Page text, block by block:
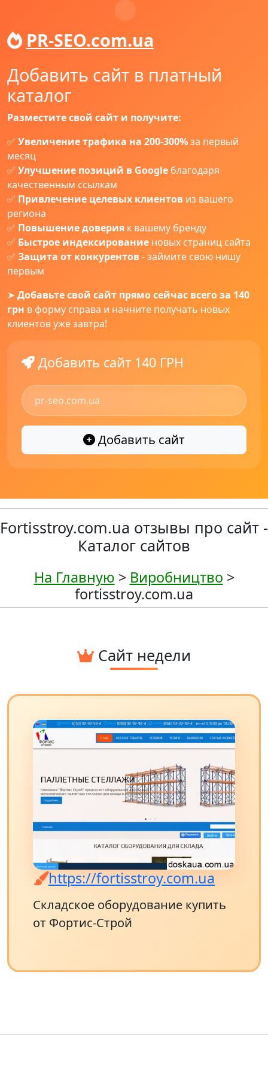
PR-SEO.com.ua
Добавить сайт в платный
каталог
Разместите свой сайт и получите:
✅ Увеличение трафика на 200-300%за первый
месяц
✅ Улучшение позиций в Google благодаря
качественным ссылкам
✅ Привлечение целевых клиентов из вашего
региона
✅ Повышение доверия к вашему бренду
✅ Быстрое индексирование новых страниц сайта
✅ Защита от конкурентов- займите свою нишу
первым
➤ Добавьте свой сайт прямо сейчас всего за 140
грн в форму справа и начните получать новых
клиентов уже завтра!
Добавить сайт 140 ГРН
Добавить сайт
Fortisstroy.com.ua отзывы про сайт -
Каталог сайтов
На Главную > Виробництво >
fortisstroy.com.ua
Сайт недели
https://fortisstroy.com.ua
Складское оборудование купить
от Фортис-Строй